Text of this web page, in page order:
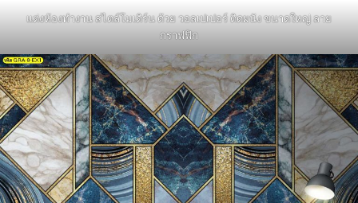
แต่งห้องทำงาน สไตล์โมเดิร์น ด้วย วอลเปเปอร์ ติดผนัง ขนาดใหญ่ ลาย
กราฟฟิก